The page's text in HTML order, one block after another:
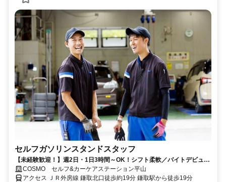
セルフガソリンスタンドスタッフ
【未経験歓迎！】週2日・1日3時間～OK！シフト柔軟／バイトデビュー
OK／社員割引／幅広いスキルが身につく
COSMO セルフ&カーケアステーション平山
アクセス ＪＲ外房線 鎌取北口徒歩約19分 鎌取駅から徒歩19分